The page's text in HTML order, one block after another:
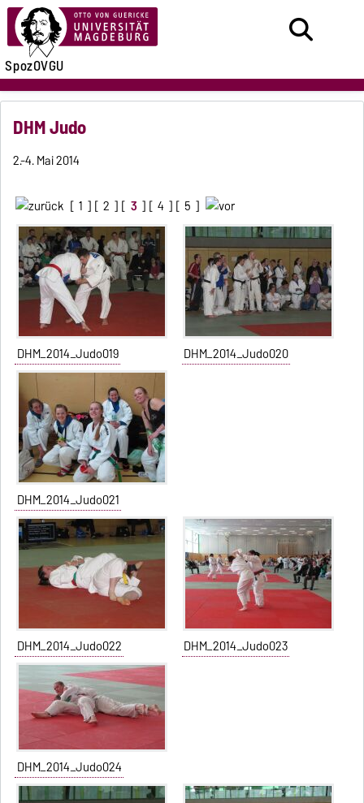
SpozOVGU
DHM Judo
2.-4. Mai 2014
[ 1 ] [ 2 ] [ 3 ] [ 4 ] [ 5 ]
DHM_2014_Judo019 DHM_2014_Judo020
DHM_2014_Judo021
DHM_2014_Judo022 DHM_2014_Judo023
DHM_2014_Judo024